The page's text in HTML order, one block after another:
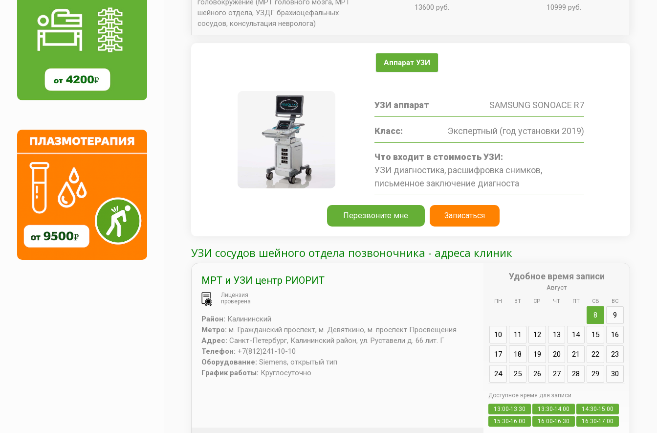
головокружение (МРТ головного мозга, МРТ
шейного отдела, УЗДГ брахиоцефальных
сосудов, консультация невролога)
13600 руб. 10999 руб.
Аппарат УЗИ
УЗИ аппарат SAMSUNG SONOACE R7
Класс: Экспертный (год установки 2019)
Что входит в стоимость УЗИ:
УЗИ диагностика, расшифровка снимков,
письменное заключение диагноста
Перезвоните мне Записаться
УЗИ сосудов шейного отдела позвоночника - адреса клиник
МРТ и УЗИ центр РИОРИТ
Лицензия
проверена
Район: Калининский
Метро: м. Гражданский проспект, м. Девяткино, м. проспект Просвещения
Адрес: Санкт-Петербург, Калининский район, ул. Руставели д. 66 лит. Г
Телефон: +7(812)241-10-10
Оборудование: Siemens, открытый тип
График работы: Круглосуточно
Удобное время записи
Август
ПН ВТ СР ЧТ ПТ СБ ВС
8 9
10 11 12 13 14 15 16
17 18 19 20 21 22 23
24 25 26 27 28 29 30
Доступное время для записи
13:00-13:30
13:30-14:00
14:30-15:00
15:30-16:00
16:00-16:30 16:30-17:00